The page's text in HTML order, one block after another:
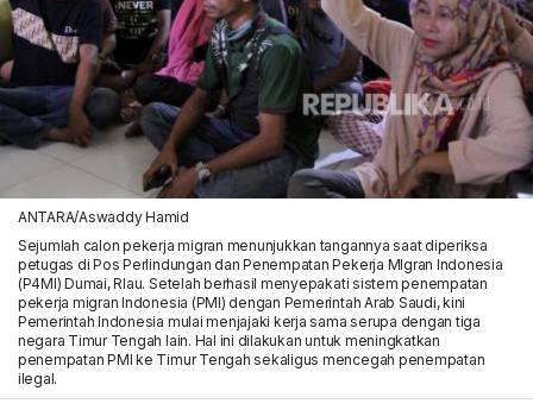
ANTARA/Aswaddy Hamid
Sejumlah calon pekerja migran menunjukkan tangannya saat diperiksa
petugas di Pos Perlindungan dan Penempatan Pekerja MIgran Indonesia
(P4MI) Dumai, RIau. Setelah berhasil menyepakati sistem penempatan
pekerja migran Indonesia (PMI) dengan Pemerintah Arab Saudi, kini
Pemerintah Indonesia mulai menjajaki kerja sama serupa dengan tiga
negara Timur Tengah lain. Hal ini dilakukan untuk meningkatkan
penempatan PMI ke Timur Tengah sekaligus mencegah penempatan
ilegal.